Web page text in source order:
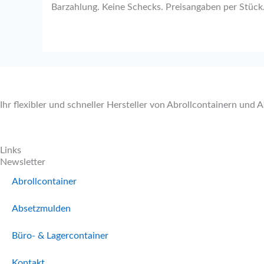
Barzahlung. Keine Schecks. Preisangaben per Stück.
Ihr flexibler und schneller Hersteller von Abrollcontainern und
Links
Newsletter
Abrollcontainer
Absetzmulden
Büro- & Lagercontainer